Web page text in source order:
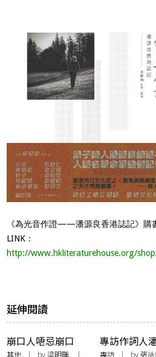
《為光音作證——潘源良香港誌記》購
LINK：
http://www.hkliteraturehouse.org/
延伸閱讀
崩口人唔忌崩口
其他 | by 梁明暉 |
專訪作詞人
專訪| by 張